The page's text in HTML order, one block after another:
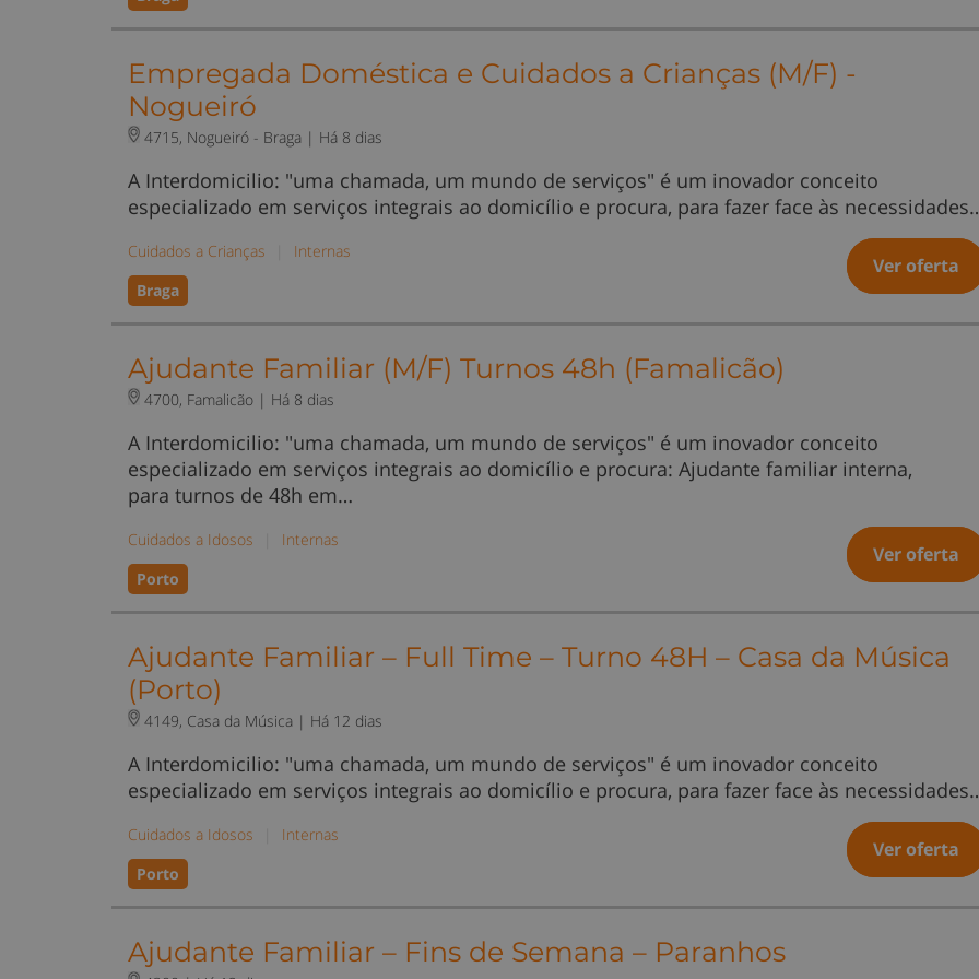
Empregada Doméstica e Cuidados a Crianças (M/F) -
Nogueiró
4715, Nogueiró - Braga | Há 8 dias
A Interdomicilio: "uma chamada, um mundo de serviços" é um inovador conceito
especializado em serviços integrais ao domicílio e procura, para fazer face às
Cuidados a Crianças
Internas
Braga
Ver oferta
Ajudante Familiar (M/F) Turnos 48h (Famalicão)
4700, Famalicão | Há 8 dias
A Interdomicilio: "uma chamada, um mundo de serviços" é um inovador conceito
especializado em serviços integrais ao domicílio e procura: Ajudante familiar interna,
para turnos de 48h em…
Cuidados a Idosos
Internas
Porto
Ver oferta
Ajudante Familiar – Full Time – Turno 48H – Casa da Música
(Porto)
4149, Casa da Música | Há 12 dias
A Interdomicilio: "uma chamada, um mundo de serviços" é um inovador conceito
especializado em serviços integrais ao domicílio e procura, para fazer face às
Cuidados a Idosos
Internas
Porto
Ver oferta
Ajudante Familiar – Fins de Semana – Paranhos